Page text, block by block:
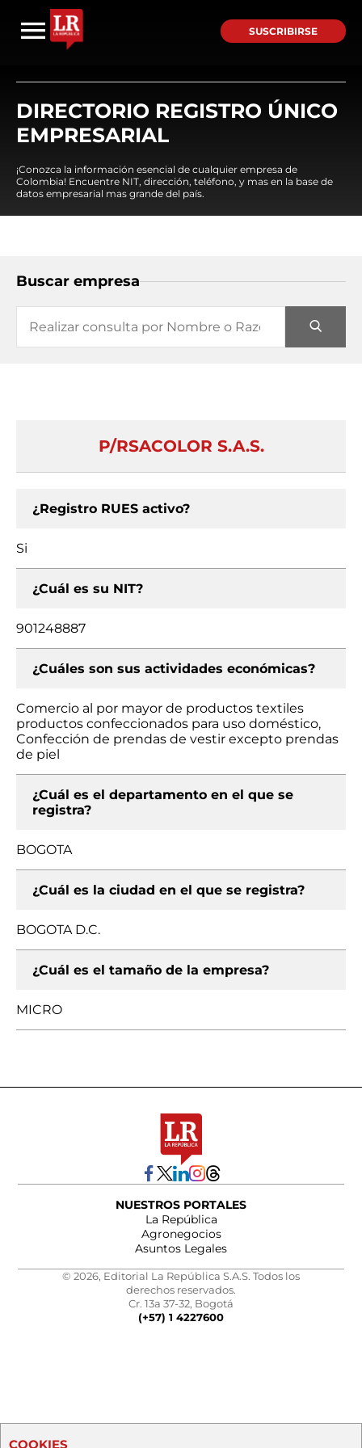
SUSCRIBIRSE
DIRECTORIO REGISTRO ÚNICO
EMPRESARIAL
¡Conozca la información esencial de cualquier empresa de
Colombia! Encuentre NIT, dirección, teléfono, y mas en la base de
datos empresarial mas grande del país.
Buscar empresa
P/RSACOLOR S.A.S.
¿Registro RUES activo?
Si
¿Cuál es su NIT?
901248887
¿Cuáles son sus actividades económicas?
Comercio al por mayor de productos textiles
productos confeccionados para uso doméstico,
Confección de prendas de vestir excepto prendas
de piel
¿Cuál es el departamento en el que se
registra?
BOGOTA
¿Cuál es la ciudad en el que se registra?
BOGOTA D.C.
¿Cuál es el tamaño de la empresa?
MICRO
NUESTROS PORTALES
La República
Agronegocios
Asuntos Legales
© 2026, Editorial La República S.A.S. Todos los
derechos reservados.
Cr. 13a 37-32, Bogotá
(+57) 1 4227600
COOKIES